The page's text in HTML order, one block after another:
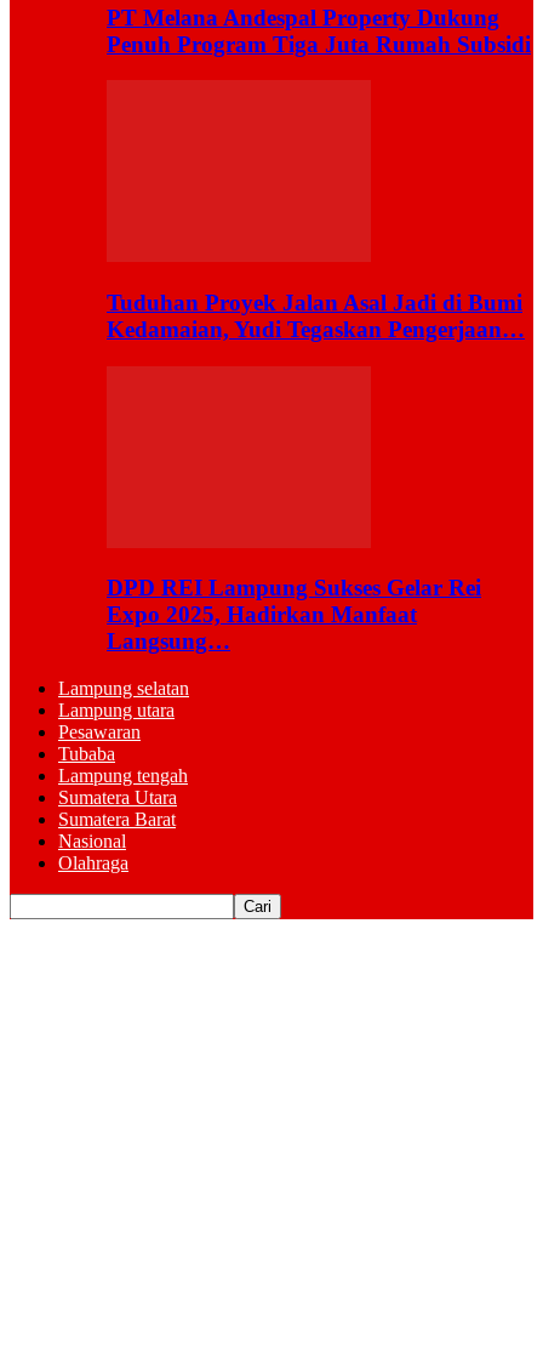
PT Melana Andespal Property Dukung
Penuh Program Tiga Juta Rumah Subsidi
Tuduhan Proyek Jalan Asal Jadi di Bumi
Kedamaian, Yudi Tegaskan Pengerjaan…
DPD REI Lampung Sukses Gelar Rei
Expo 2025, Hadirkan Manfaat
Langsung…
Lampung selatan
Lampung utara
Pesawaran
Tubaba
Lampung tengah
Sumatera Utara
Sumatera Barat
Nasional
Olahraga